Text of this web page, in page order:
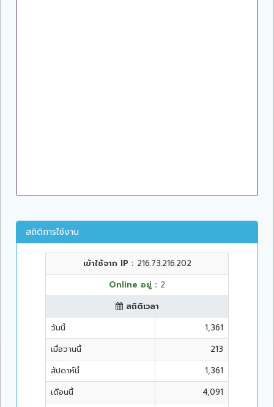
สถิติการใช้งาน
เข้าใช้จาก IP : 216.73.216.202
Online อยู่ : 2
สถิติเวลา
วันนี้
1,361
เมื่อวานนี้
213
สัปดาห์นี้
1,361
เดือนนี้
4,091